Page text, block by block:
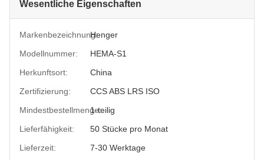
Wesentliche Eigenschaften
Markenbezeichnung:Henger
Modellnummer:
HEMA-S1
Herkunftsort:
China
Zertifizierung:
CCS ABS LRS ISO
Mindestbestellmenge:1-teilig
Lieferfähigkeit:
50 Stücke pro Monat
Lieferzeit:
7-30 Werktage